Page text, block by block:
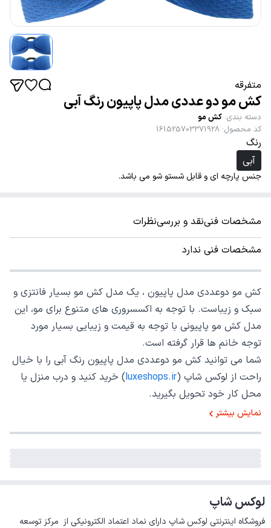
متفرقه
کش مو دو عددی مدل پاپیون رنگ آبی
دسته بندی: کش مو
کد محصول:
161525703371928
رنگ
آبی
جنس پارچه ای و قابل شستو شو می باشد.
مشخصات فنینقد و بررسینظرات
مشخصات فنی ندارد
کش مو دوعددی مدل پاپیون ، یک مدل کش مو بسیار فانتزی و
سبک و زیباست. با توجه به اکسسروری های متنوع برای مو، این
مدل کش مو پاپیونی با توجه به قیمت و زیبایی بسیار مورد
توجه خانم ها قرار گرفته است.
شما می توانید کش مو دوعددی مدل پاپیون رنگ آبی را با خیال
راحت از لوکس شاپ (luxeshops.ir) خرید کنید و درب منزل یا
محل کار خود تحویل بگیرید.
نمایش بیشتر
لوکس شاپ